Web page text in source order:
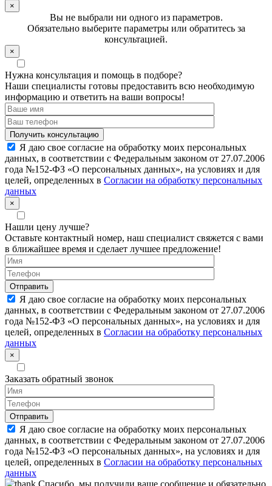
×
Вы не выбрали ни одного из параметров.
Обязательно выберите параметры или обратитесь за
консультацией.
×
Нужна консультация и помощь в подборе?
Наши специалисты готовы предоставить всю необходимую
информацию и ответить на ваши вопросы!
Я даю свое согласие на обработку моих персональных
данных, в соответствии с Федеральным законом от 27.07.2006
года №152-ФЗ «О персональных данных», на условиях и для
целей, определенных в Согласии на обработку персональных
данных
×
Нашли цену лучше?
Оставьте контактный номер, наш специалист свяжется с вами
в ближайшее время и сделает лучшее предложение!
Я даю свое согласие на обработку моих персональных
данных, в соответствии с Федеральным законом от 27.07.2006
года №152-ФЗ «О персональных данных», на условиях и для
целей, определенных в Согласии на обработку персональных
данных
×
Заказать обратный звонок
Я даю свое согласие на обработку моих персональных
данных, в соответствии с Федеральным законом от 27.07.2006
года №152-ФЗ «О персональных данных», на условиях и для
целей, определенных в Согласии на обработку персональных
данных
Спасибо, мы получили ваше сообщение и обязательно